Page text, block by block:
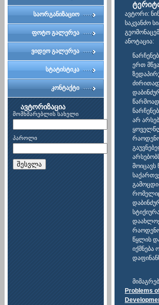
საორგანიზაციო
კომიტეტი
ფოტო გალერეა
ვიდეო გალერეა
სტატისტიკა
კონტაქტი
ავტორიზაცია
მომხმარებლის სახელი
პაროლი
შესვლა
ავტორი:
საკვანძო
ანოტაცია:
ერთ
არ
მოიცავს
წყლის
იქმნება
Problems